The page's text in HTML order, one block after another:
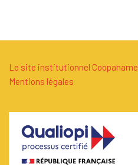
Le site institutionnel Coopaname
Mentions légales